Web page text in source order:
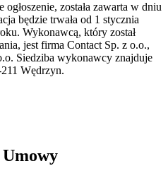
została zawarta w dniu
będzie trwała od 1 stycznia
Wykonawcą, który został
jest firma Contact Sp. z o.o.,
Siedziba wykonawcy znajduje
Wędrzyn.